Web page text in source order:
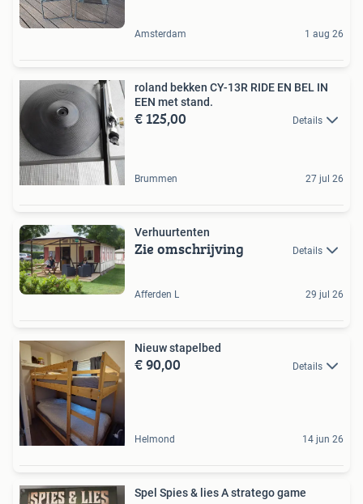
Amsterdam 1 aug 26
roland bekken CY-13R RIDE EN BEL IN
EEN met stand.
€ 125,00 Details
Brummen 27 jul 26
Verhuurtenten
Zie omschrijving Details
Afferden L 29 jul 26
Nieuw stapelbed
€ 90,00 Details
Helmond 14 jun 26
Spel Spies & lies A stratego game